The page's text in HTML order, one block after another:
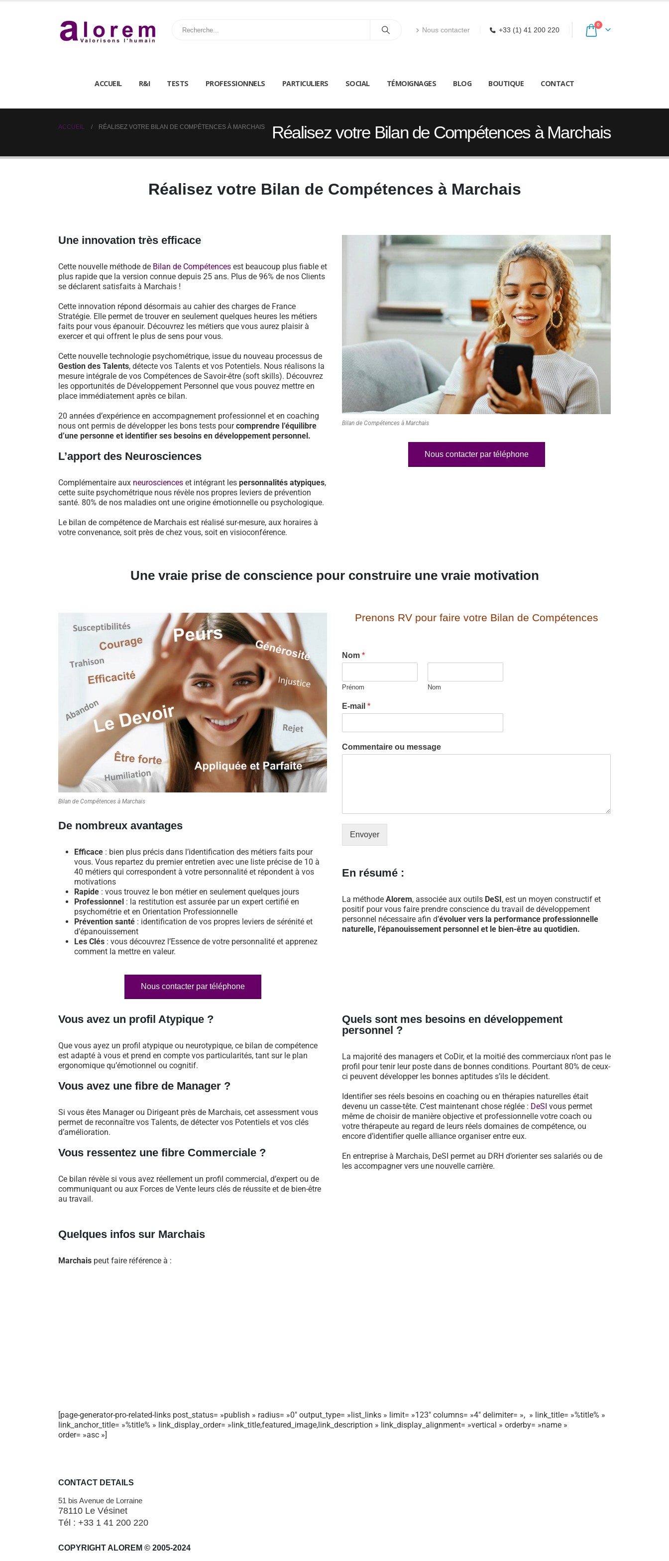
Nous contacter +33 (1) 41 200 220
0
ACCUEIL R&I TESTS PROFESSIONNELS PARTICULIERS SOCIAL TÉMOIGNAGES BLOG BOUTIQUE CONTACT
Réalisez votre Bilan de Compétences à Marchais
ACCUEIL RÉALISEZ VOTRE BILAN DE COMPÉTENCES À MARCHAIS
Réalisez votre Bilan de Compétences à Marchais
Une innovation très efficace
Cette nouvelle méthode de Bilan de Compétences est beaucoup plus fiable et
plus rapide que la version connue depuis 25 ans. Plus de 96% de nos Clients
se déclarent satisfaits à Marchais !
Cette innovation répond désormais au cahier des charges de France
Stratégie. Elle permet de trouver en seulement quelques heures les métiers
faits pour vous épanouir. Découvrez les métiers que vous aurez plaisir à
exercer et qui offrent le plus de sens pour vous.
Cette nouvelle technologie psychométrique, issue du nouveau processus de
Gestion des Talents, détecte vos Talents et vos Potentiels. Nous réalisons la
mesure intégrale de vos Compétences de Savoir-être (soft skills). Découvrez
les opportunités de Développement Personnel que vous pouvez mettre en
place immédiatement après ce bilan.
20 années d’expérience en accompagnement professionnel et en coaching
nous ont permis de développer les bons tests pourcomprendre l’équilibre
d’une personne et identifier ses besoins en développement personnel.
L’apport des Neurosciences
Complémentaire aux neurosciences et intégrant les personnalités atypiques,
cette suite psychométrique nous révèle nos propres leviers de prévention
santé. 80% de nos maladies ont une origine émotionnelle ou psychologique.
Le bilan de compétence de Marchais est réalisé sur-mesure, aux horaires à
votre convenance, soit près de chez vous, soit en visioconférence.
Bilan de Compétences à Marchais
Nous contacter par téléphone
Une vraie prise de conscience pour construire une vraie motivation
Bilan de Compétences à Marchais
De nombreux avantages
Efficace : bien plus précis dans l’identification des métiers faits pour
vous. Vous repartez du premier entretien avec une liste précise de 10 à
40 métiers qui correspondent à votre personnalité et répondent à vos
motivations
Rapide : vous trouvez le bon métier en seulement quelques jours
Professionnel : la restitution est assurée par un expert certifié en
psychométrie et en Orientation Professionnelle
Prévention santé : identification de vos propres leviers de sérénité et
d’épanouissement
Les Clés : vous découvrez l’Essence de votre personnalité et apprenez
comment la mettre en valeur.
Nous contacter par téléphone
Prenons RV pour faire votre Bilan de Compétences
Nom *
Prénom Nom
E-mail *
Commentaire ou message
Envoyer
En résumé :
La méthode Alorem, associée aux outils DeSI, est un moyen constructif et
positif pour vous faire prendre conscience du travail de développement
personnel nécessaire afin d’évoluer vers la performance professionnelle
naturelle, l’épanouissement personnel et le bien-être au quotidien.
Vous avez un profil Atypique ?
Que vous ayez un profil atypique ou neurotypique, ce bilan de compétence
est adapté à vous et prend en compte vos particularités, tant sur le plan
ergonomique qu’émotionnel ou cognitif.
Vous avez une fibre de Manager ?
Si vous êtes Manager ou Dirigeant près de Marchais, cet assessment vous
permet de reconnaître vos Talents, de détecter vos Potentiels et vos clés
d’amélioration.
Vous ressentez une fibre Commerciale ?
Ce bilan révèle si vous avez réellement un profil commercial, d’expert ou de
communiquant ou aux Forces de Vente leurs clés de réussite et de bien-être
au travail.
Quels sont mes besoins en développement
personnel ?
La majorité des managers et CoDir, et la moitié des commerciaux n’ont pas le
profil pour tenir leur poste dans de bonnes conditions. Pourtant 80% de ceux-
ci peuvent développer les bonnes aptitudes s’ils le décident.
Identifier ses réels besoins en coaching ou en thérapies naturelles était
devenu un casse-tête. C’est maintenant chose réglée : DeSI vous permet
même de choisir de manière objective et professionnelle votre coach ou
votre thérapeute au regard de leurs réels domaines de compétence, ou
encore d’identifier quelle alliance organiser entre eux.
En entreprise à Marchais, DeSI permet au DRH d’orienter ses salariés ou de
les accompagner vers une nouvelle carrière.
Quelques infos sur Marchais
Marchais peut faire référence à :
[page-generator-pro-related-links post_status= »publish » radius= »0″ output_type= »list_links » limit= »123″ columns= »4″ delimiter= », » link_title= »%title% »
link_anchor_title= »%title% » link_display_order= »link_title,featured_image,link_description » link_display_alignment= »vertical » orderby= »name »
order= »asc »]
CONTACT DETAILS
51 bis Avenue de Lorraine
78110 Le Vésinet
Tél : +33 1 41 200 220
COPYRIGHT ALOREM © 2005-2024